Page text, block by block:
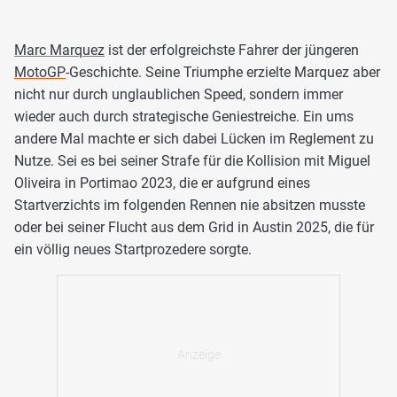
Marc Marquez ist der erfolgreichste Fahrer der jüngeren
MotoGP-Geschichte. Seine Triumphe erzielte Marquez aber
nicht nur durch unglaublichen Speed, sondern immer
wieder auch durch strategische Geniestreiche. Ein ums
andere Mal machte er sich dabei Lücken im Reglement zu
Nutze. Sei es bei seiner Strafe für die Kollision mit Miguel
Oliveira in Portimao 2023, die er aufgrund eines
Startverzichts im folgenden Rennen nie absitzen musste
oder bei seiner Flucht aus dem Grid in Austin 2025, die für
ein völlig neues Startprozedere sorgte.